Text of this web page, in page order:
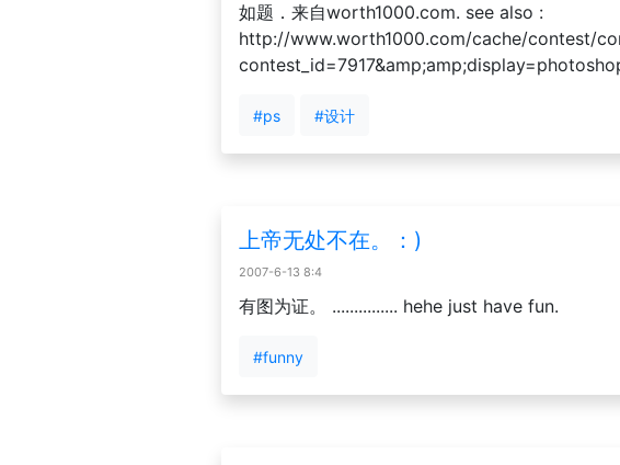
如题．来自worth1000.com. see also :
http://www.worth1000.com/cache/contest/
#ps #设计
上帝无处不在。：)
2007-6-13 8:4
有图为证。 ............... hehe just have fun.
#funny